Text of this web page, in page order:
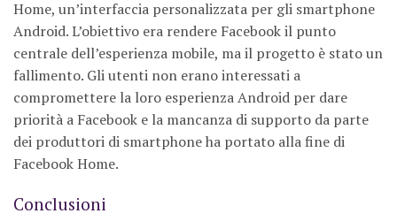
Home, un’interfaccia personalizzata per gli smartphone
Android. L’obiettivo era rendere Facebook il punto
centrale dell’esperienza mobile, ma il progetto è stato un
fallimento. Gli utenti non erano interessati a
compromettere la loro esperienza Android per dare
priorità a Facebook e la mancanza di supporto da parte
dei produttori di smartphone ha portato alla fine di
Facebook Home.
Conclusioni